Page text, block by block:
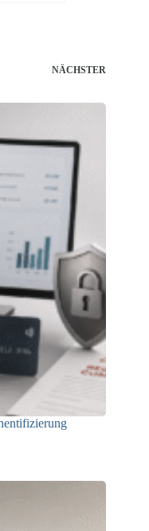
NÄCHSTER